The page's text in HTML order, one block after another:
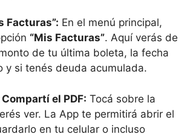
Facturas”: En el menú principal,
“Mis Facturas”. Aquí verás de
de tu última boleta, la fecha
y si tenés deuda acumulada.
el PDF: Tocá sobre la
ver. La App te permitirá abrir el
en tu celular o incluso